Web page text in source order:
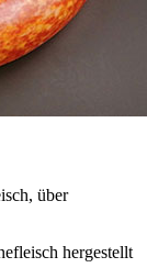
über
hergestellt